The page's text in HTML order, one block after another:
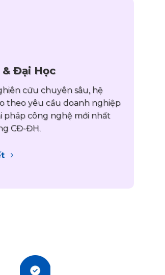
Đại Học
cứu chuyên sâu, hệ
theo yêu cầu doanh nghiệp
pháp công nghệ mới nhất
CĐ-ĐH.